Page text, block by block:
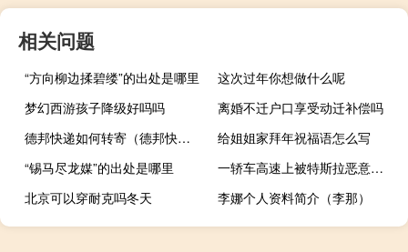
相关问题
“方向柳边揉碧缕”的出处是哪里
这次过年你想做什么呢
梦幻西游孩子降级好吗吗
离婚不迁户口享受动迁补偿吗
德邦快递如何转寄（德邦快递如何）
给姐姐家拜年祝福语怎么写
“锡马尽龙媒”的出处是哪里
一轿车高速上被特斯拉恶意逼停4次 因不让插队：律师称面临刑责
北京可以穿耐克吗冬天
李娜个人资料简介（李那）